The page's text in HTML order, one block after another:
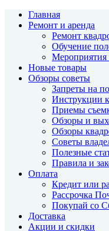
Главная
Ремонт и аренда
Ремонт
Обучение
Мероприятия
Новые товары
Обзоры советы
Запреты на
Инструкции
Приемы
Обзоры и
Обзоры
Советы
Полезные
Правила и
Оплата
Кредит или
Рассрочка
Покупай со
Доставка
Акции и скидки